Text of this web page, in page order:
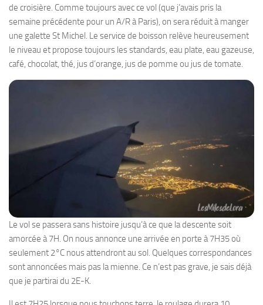
de croisière. Comme toujours avec ce vol (que j’avais pris la
semaine précédente pour un A/R à Paris), on sera réduit à manger
une galette St Michel. Le service de boisson relève heureusement
le niveau et propose toujours les standards, eau plate, eau gazeuse,
café, chocolat, thé, jus d’orange, jus de pomme ou jus de tomate.
Le vol se passera sans histoire jusqu’à ce que la descente soit
amorcée à 7H. On nous annonce une arrivée en porte à 7H35 où
seulement 2°C nous attendront au sol. Quelques correspondances
sont annoncées mais pas la mienne. Ce n’est pas grave, je sais déjà
que je partirai du 2E-K.